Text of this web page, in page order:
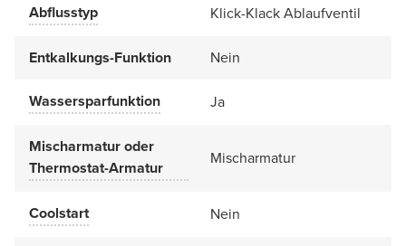
Abflusstyp Klick-Klack Ablaufventil
Entkalkungs-Funktion Nein
Wassersparfunktion Ja
Mischarmatur oder
Thermostat-Armatur
Mischarmatur
Coolstart Nein